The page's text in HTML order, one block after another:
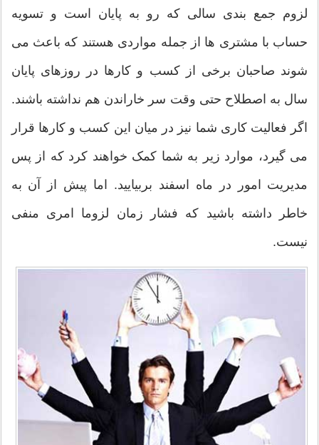
لزوم جمع بندی سالی که رو به پایان است و تسویه
حساب با مشتری ها از جمله مواردی هستند که باعث می
شوند صاحبان برخی از کسب و کارها در روزهای پایان
سال به اصطلاح حتی وقت سر خاراندن هم نداشته باشند.
اگر فعالیت کاری شما نیز در میان این کسب و کارها قرار
می گیرد، موارد زیر به شما کمک خواهند کرد که از پس
مدیریت امور در ماه اسفند بربیایید. اما پیش از آن به
خاطر داشته باشید که فشار زمان لزوما امری منفی
نیست.